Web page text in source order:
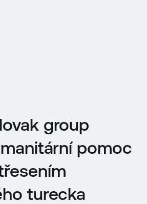
group
pomoc
turecka